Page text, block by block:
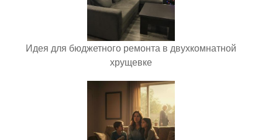
Идея для бюджетного ремонта в двухкомнатной
хрущевке